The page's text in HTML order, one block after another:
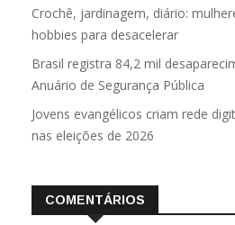
Crochê, jardinagem, diário:
hobbies para desacelerar
Brasil registra 84,2 mil
Anuário de Segurança Pública
Jovens evangélicos criam rede
nas eleições de 2026
COMENTÁRIOS